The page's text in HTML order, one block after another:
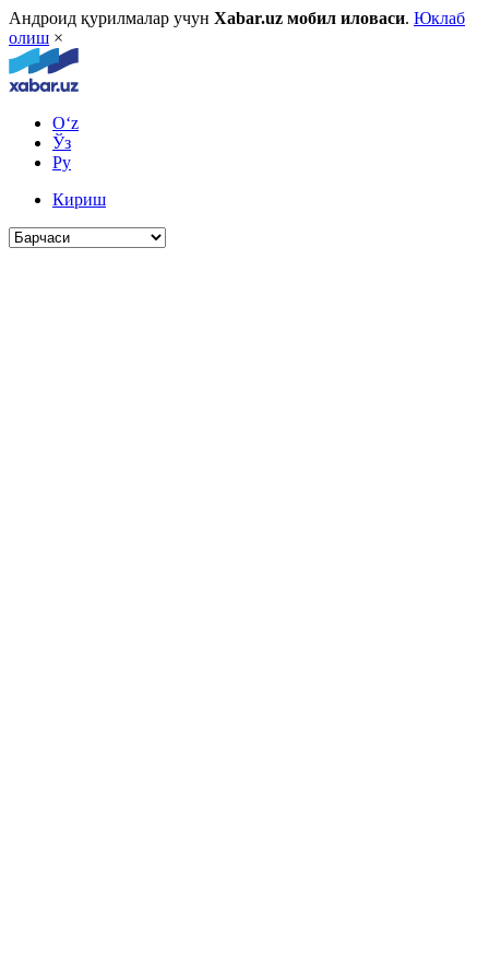
Андроид қурилмалар учун Xabar.uz мобил иловаси. Юклаб
олиш ×
O‘z
Ўз
Ру
Кириш